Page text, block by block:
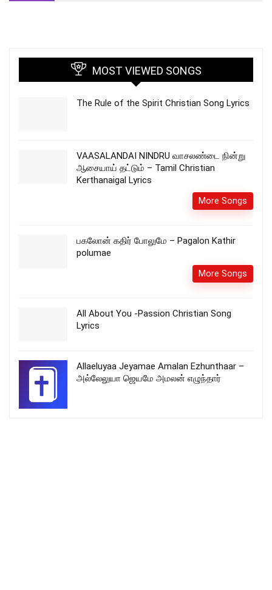
MOST VIEWED SONGS
The Rule of the Spirit Christian Song Lyrics
VAASALANDAI NINDRU வாசலண்டை நின்று
ஆசையாய் தட்டும் – Tamil Christian
Kerthanaigal Lyrics
More Songs
பகலோன் கதிர் போலுமே – Pagalon Kathir
polumae
More Songs
All About You -Passion Christian Song
Lyrics
Allaeluyaa Jeyamae Amalan Ezhunthaar –
அல்லேலுயா ஜெயமே அமலன் எழுந்தார்